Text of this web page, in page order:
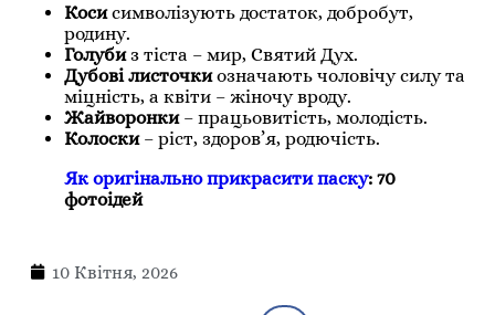
Косисимволізують достаток, добробут,
родину.
Голубиз тіста – мир, Святий Дух.
Дубові листочкиозначають чоловічу силу та
міцність, а квіти – жіночу вроду.
Жайворонки– працьовитість, молодість.
Колоски– ріст, здоров’я, родючість.
Як оригінально прикрасити паску: 70
фотоідей
10 Квітня, 2026